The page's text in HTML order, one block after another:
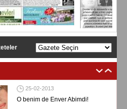
Ersan Erşan